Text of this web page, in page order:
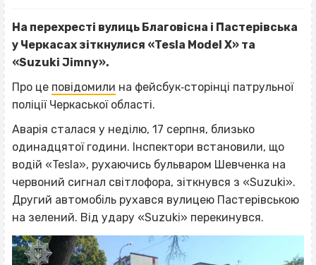
На перехресті вулиць Благовісна і Пастерівська
у Черкасах зіткнулися «Tesla Model X» та
«Suzuki Jimny».
Про це повідомили на фейсбук‐сторінці патрульної
поліції Черкаської області.
Аварія сталася у неділю, 17 серпня, близько
одинадцятої години. Інспектори встановили, що
водій «Tesla», рухаючись бульваром Шевченка на
червоний сигнал світлофора, зіткнувся з «Suzuki».
Другий автомобіль рухався вулицею Пастерівською
на зелений. Від удару «Suzuki» перекинувся.